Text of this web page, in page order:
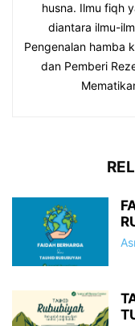
husna. Ilmu fiqh
diantara ilmu-
Pengenalan hamba
dan Pemberi